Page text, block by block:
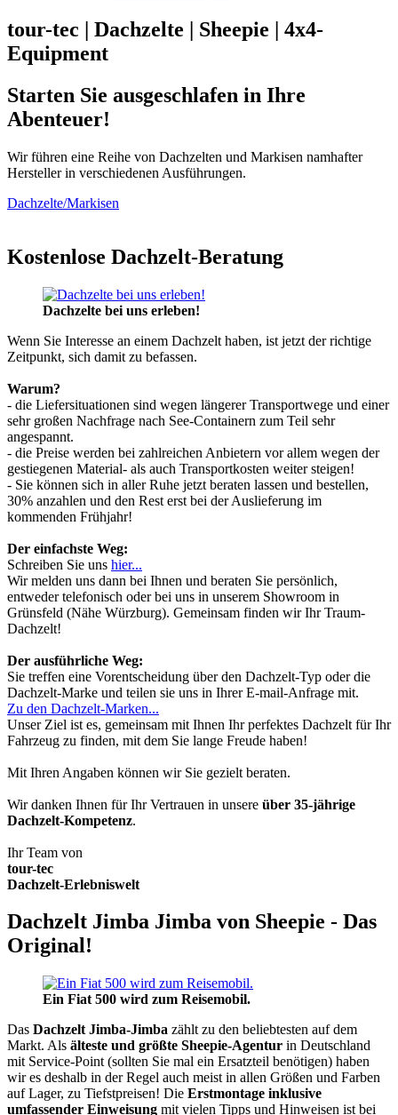
tour-tec | Dachzelte | Sheepie | 4x4-
Equipment
Starten Sie ausgeschlafen in Ihre
Abenteuer!
Wir führen eine Reihe von Dachzelten und Markisen namhafter
Hersteller in verschiedenen Ausführungen.
Dachzelte/Markisen
Kostenlose Dachzelt-Beratung
Dachzelte bei uns erleben!
Wenn Sie Interesse an einem Dachzelt haben, ist jetzt der richtige
Zeitpunkt, sich damit zu befassen.
Warum?
- die Liefersituationen sind wegen längerer Transportwege und einer
sehr großen Nachfrage nach See-Containern zum Teil sehr
angespannt.
- die Preise werden bei zahlreichen Anbietern vor allem wegen der
gestiegenen Material- als auch Transportkosten weiter steigen!
- Sie können sich in aller Ruhe jetzt beraten lassen und bestellen,
30% anzahlen und den Rest erst bei der Auslieferung im
kommenden Frühjahr!
Der einfachste Weg:
Schreiben Sie uns hier...
Wir melden uns dann bei Ihnen und beraten Sie persönlich,
entweder telefonisch oder bei uns in unserem Showroom in
Grünsfeld (Nähe Würzburg). Gemeinsam finden wir Ihr Traum-
Dachzelt!
Der ausführliche Weg:
Sie treffen eine Vorentscheidung über den Dachzelt-Typ oder die
Dachzelt-Marke und teilen sie uns in Ihrer E-mail-Anfrage mit.
Zu den Dachzelt-Marken...
Unser Ziel ist es, gemeinsam mit Ihnen Ihr perfektes Dachzelt für Ihr
Fahrzeug zu finden, mit dem Sie lange Freude haben!
Mit Ihren Angaben können wir Sie gezielt beraten.
Wir danken Ihnen für Ihr Vertrauen in unsere über 35-jährige
Dachzelt-Kompetenz.
Ihr Team von
tour-tec
Dachzelt-Erlebniswelt
Dachzelt Jimba Jimba von Sheepie - Das
Original!
Ein Fiat 500 wird zum Reisemobil.
Das Dachzelt Jimba-Jimba zählt zu den beliebtesten auf dem
Markt. Als älteste und größte Sheepie-Agentur in Deutschland
mit Service-Point (sollten Sie mal ein Ersatzteil benötigen) haben
wir es deshalb in der Regel auch meist in allen Größen und Farben
auf Lager, zu Tiefstpreisen! Die Erstmontage inklusive
umfassender Einweisung mit vielen Tipps und Hinweisen ist bei